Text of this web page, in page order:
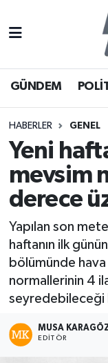
GÜNDEM
HABERLER GENEL
Yeni
mevsim
derece
Yapılan son
haftanın ilk
bölümünde hava
normallerinin 4
MUSA
EDITÖR
İstanbul
İstanbul
İstanbul
İstanbul
Süper Lig
Tüm
Son Dakika
Haber Arşivi